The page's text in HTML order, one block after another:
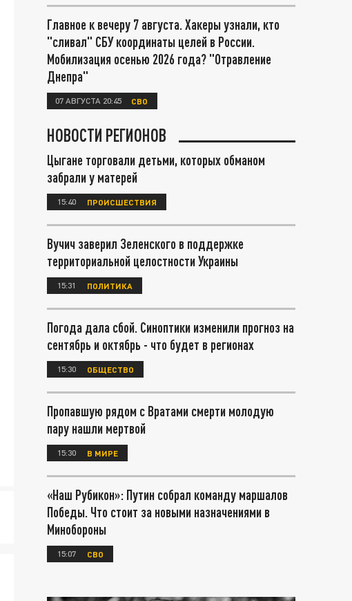
Главное к вечеру 7 августа. Хакеры узнали, кто
"сливал" СБУ координаты целей в России.
Мобилизация осенью 2026 года? "Отравление
Днепра"
07 АВГУСТА 20:45 СВО
НОВОСТИ РЕГИОНОВ
Цыгане торговали детьми, которых обманом
забрали у матерей
15:40 ПРОИСШЕСТВИЯ
Вучич заверил Зеленского в поддержке
территориальной целостности Украины
15:31 ПОЛИТИКА
Погода дала сбой. Синоптики изменили прогноз на
сентябрь и октябрь - что будет в регионах
15:30 ОБЩЕСТВО
Пропавшую рядом с Вратами смерти молодую
пару нашли мертвой
15:30 В МИРЕ
«Наш Рубикон»: Путин собрал команду маршалов
Победы. Что стоит за новыми назначениями в
Минобороны
15:07 СВО